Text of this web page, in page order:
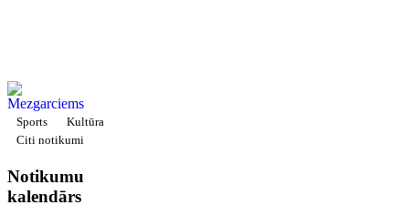
Sports
Kultūra
Citi notikumi
Notikumu
kalendārs